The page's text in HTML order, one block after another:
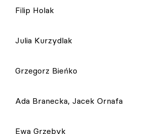
Filip Holak
Julia Kurzydlak
Grzegorz Bieńko
Ada Branecka, Jacek Ornafa
Ewa Grzebyk